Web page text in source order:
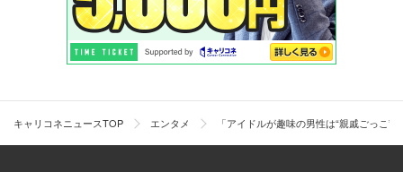
キャリコネニュースTOP エンタメ 「アイドルが趣味の男性は“親戚ごっこ